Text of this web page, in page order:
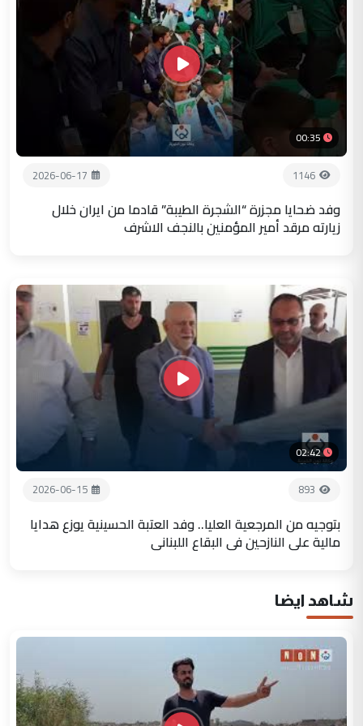
00:35
1146
2026-06-17
وفد ضحايا مجزرة “الشجرة الطيبة” قادما من ايران خلال
زيارته مرقد أمير المؤمنين بالنجف الاشرف
02:42
893
2026-06-15
بتوجيه من المرجعية العليا.. وفد العتبة الحسينية يوزع هدايا
مالية على النازحين في البقاع اللبناني
شاهد ايضا